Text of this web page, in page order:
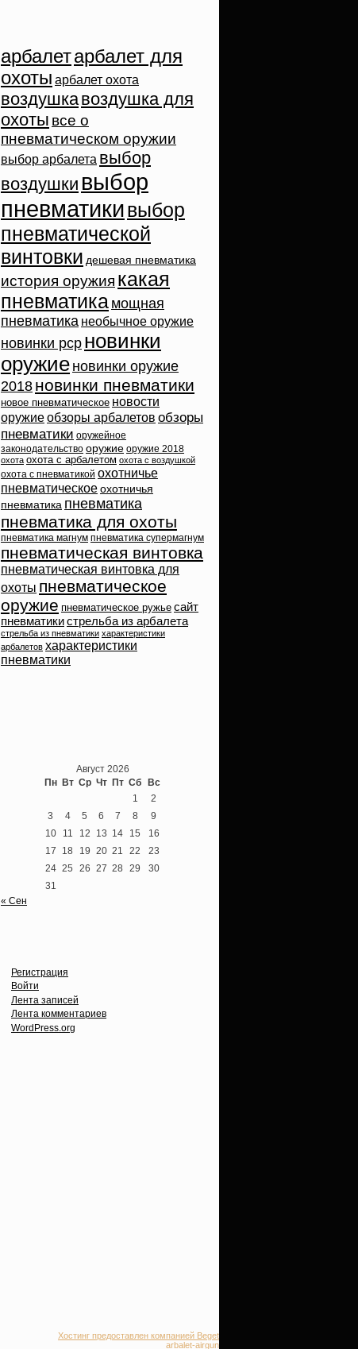
арбалетарбалет для
охоты арбалет охота
воздушкавоздушка для
охоты все о
пневматическом оружии
выбор арбалета выбор
воздушки выбор
пневматикивыбор
пневматической
винтовки дешевая пневматика
история оружия какая
пневматика мощная
пневматика необычное оружие
новинки pcp новинки
оружие новинки оружие
2018 новинки пневматики
новое пневматическое новости
оружиеобзоры арбалетов обзоры
пневматики оружейное
законодательство оружие оружие 2018
охота охота с арбалетом охота с воздушкой
охота с пневматикой охотничье
пневматическое охотничья
пневматика пневматика
пневматика для охоты
пневматика магнум пневматика супермагнум
пневматическая винтовка
пневматическая винтовка для
охоты пневматическое
оружие пневматическое ружье сайт
пневматикистрельба из арбалета
стрельба из пневматики характеристики
арбалетов характеристики
пневматики
Август 2026
Пн Вт Ср Чт Пт Сб Вс
1
2
3
4 5 6 7 8
9
10
11 12 13 14 15
16
17
18 19 20 21 22
23
24 25 26 27 28 29
30
31
« Сен
Регистрация
Войти
Лента записей
Лента комментариев
WordPress.org
Хостинг предоставлен компанией Beget
arbalet-airgun